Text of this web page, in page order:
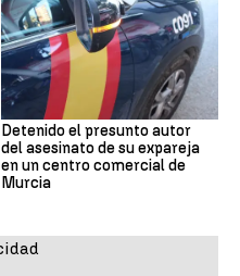
Detenido el presunto autor
del asesinato de su expareja
en un centro comercial de
Murcia